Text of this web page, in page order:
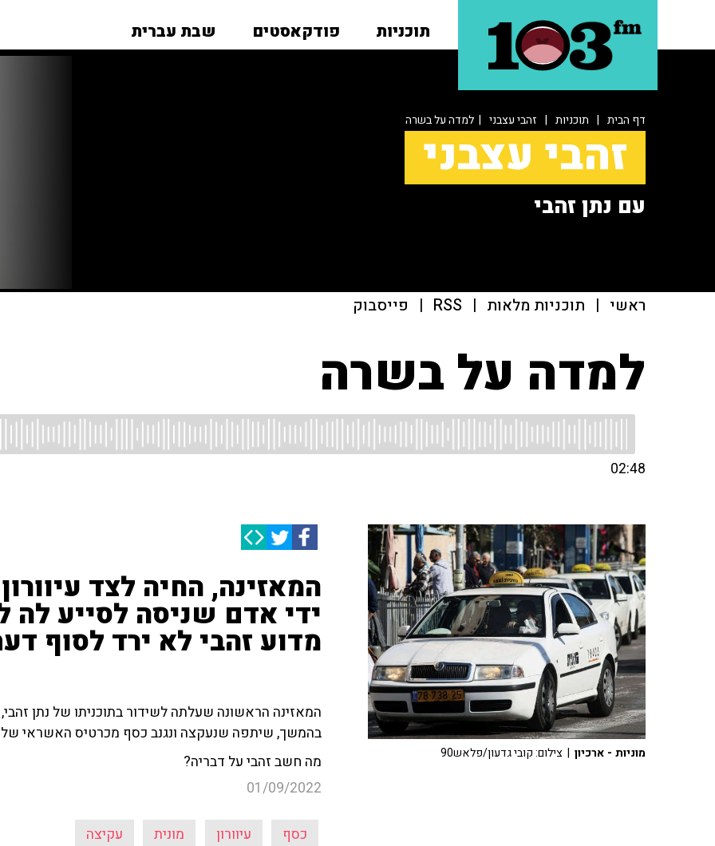
תוכניות פודקאסטים שבת עברית
דף הבית | תוכניות | זהבי עצבני | למדה על בשרה
זהבי עצבני
עם נתן זהבי
ראשי | תוכניות מלאות |
RSS
| פייסבוק
למדה על בשרה
02:48
המאזינה, החיה לצד
ידי אדם שניסה לסייע לה
מדוע זהבי לא ירד לסוף
המאזינה הראשונה שעלתה לשידור בתוכניתו של נתן
בהמשך, שיתפה שנעקצה ונגנב כסף מכרטיס האשראי
מה חשב זהבי על דבריה?
01/09/2022
כסף עיוורון מונית עקיצה
מוניות - ארכיון | צילום: קובי גדעון/פלאש90